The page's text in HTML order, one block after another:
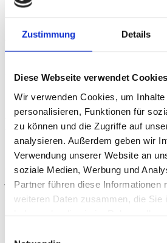
Zustimmung Details
Diese Webseite verwendet Cookies
Wir verwenden Cookies, um
personalisieren, Funktionen für
zu können und die Zugriffe auf
analysieren. Außerdem geben wir
Verwendung unserer Website an
soziale Medien, Werbung und
Partner führen diese Informationen
weiteren Daten zusammen, die Sie
WÄ NIX WEED,
WEET
Unsere Geschichte
Unsere Familiengeschichte beginnt 10.
Josef Mathissen zusammen mit Oma
Jahre alt und bereits seit fast zehn Jahren
Zollstocker Hof zum ersten Mal eröffnete.
Das Haus an der Vorgebirgstraße 189 ist
Ort, an dem man sich gerne auf ein Bier
jedoch bis zu jenem Tag schon seit
grandiose Zeit im „Höffje“. Zahlreiche
vum Vringsveedel“ und die „Adler
Nach einer kurzen Unterbrechung blieb